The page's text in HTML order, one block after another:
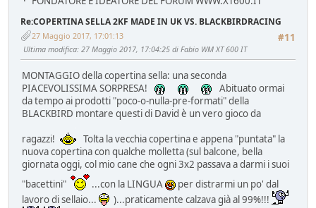
Re:COPERTINA SELLA 2KF MADE IN UK VS. BLACKBIRDRACING
#11
27 Maggio 2017, 17:01:13
Ultima modifica: 27 Maggio 2017, 17:04:25 di Fabio WM XT 600 IT
MONTAGGIO della copertina sella: una seconda
PIACEVOLISSIMA SORPRESA!
Abituato ormai
da tempo ai prodotti "poco-o-nulla-pre-formati" della
BLACKBIRD montare questi di David è un vero gioco da
ragazzi!
Tolta la vecchia copertina e appena "puntata" la
nuova copertina con qualche molletta (sul balcone, bella
giornata oggi, col mio cane che ogni 3x2 passava a darmi i suoi
"bacettini"
...con la LINGUA
per distrarmi un po' dal
lavoro di sellaio...
)...praticamente calzava già al 99%!!!